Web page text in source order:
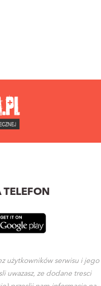
użytkowników serwisu i jego
uwazasz, ze dodane tresci